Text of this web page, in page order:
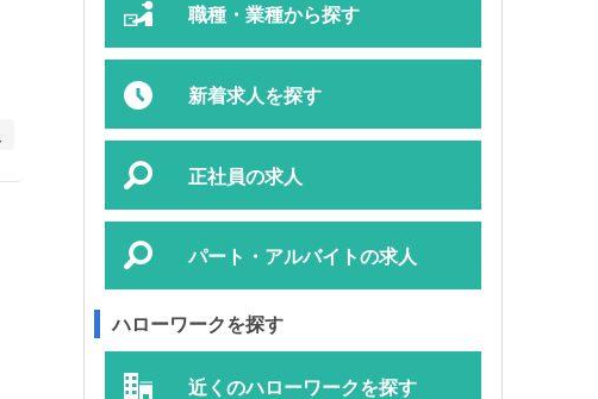
職種・業種から探す
新着求人を探す
正社員の求人
パート・アルバイトの求人
ハローワークを探す
近くのハローワークを探す